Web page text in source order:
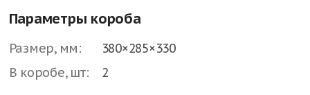
Параметры короба
Размер, мм:
380×285×330
В коробе, шт:
2